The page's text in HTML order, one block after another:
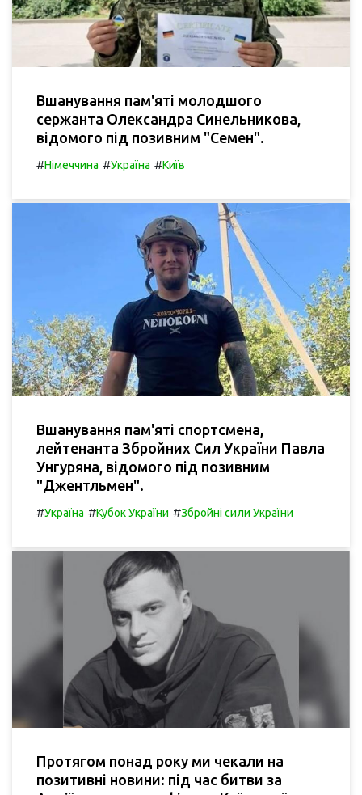
Вшанування пам'яті молодшого
сержанта Олександра Синельникова,
відомого під позивним "Семен".
#Німеччина #Україна #Київ
Вшанування пам'яті спортсмена,
лейтенанта Збройних Сил України Павла
Унгуряна, відомого під позивним
"Джентльмен".
#Україна #Кубок України #Збройні сили України
Протягом понад року ми чекали на
позитивні новини: під час битви за